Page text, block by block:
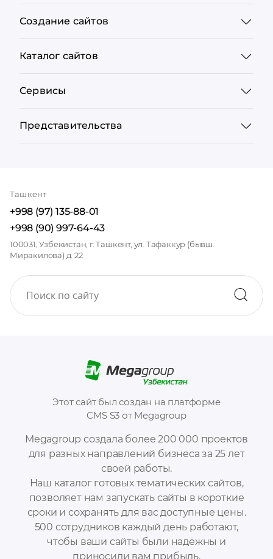
Megagroup создала более 200 000 проектов
для разных направлений бизнеса за 25 лет
своей работы.
Наш каталог готовых тематических сайтов,
позволяет нам запускать сайты в короткие
сроки и сохранять для вас доступные цены.
500 сотрудников каждый день работают,
чтобы ваши сайты были надёжны и
приносили вам прибыль.
Этот сайт был создан на платформе
CMS S3 от Megagroup
Создание сайтов
Каталог сайтов
Сервисы
Представительства
Ташкент
+998 (97) 135-88-01
+998 (90) 997-64-43
100031, Узбекистан, г. Ташкент, ул. Тафаккур (бывш.
Миракилова) д. 22